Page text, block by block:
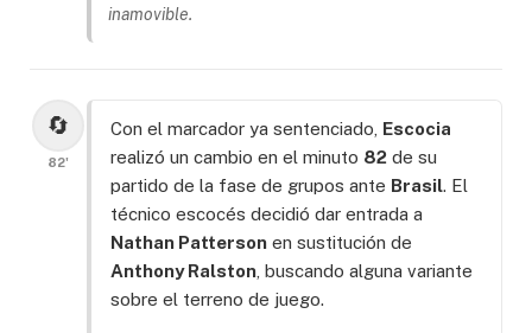
inamovible.
🔄
82'
Con el marcador ya sentenciado, Escocia
realizó un cambio en el minuto 82 de su
partido de la fase de grupos ante Brasil. El
técnico escocés decidió dar entrada a
Nathan Patterson en sustitución de
Anthony Ralston , buscando alguna variante
sobre el terreno de juego.